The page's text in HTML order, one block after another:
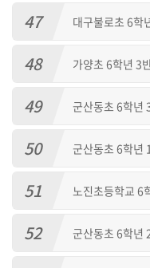
47 대구불로초 6학
48 가양초 6학년 3
49 군산동초 6학년
50 군산동초 6학년
51 노진초등학교 6
52 군산동초 6학년